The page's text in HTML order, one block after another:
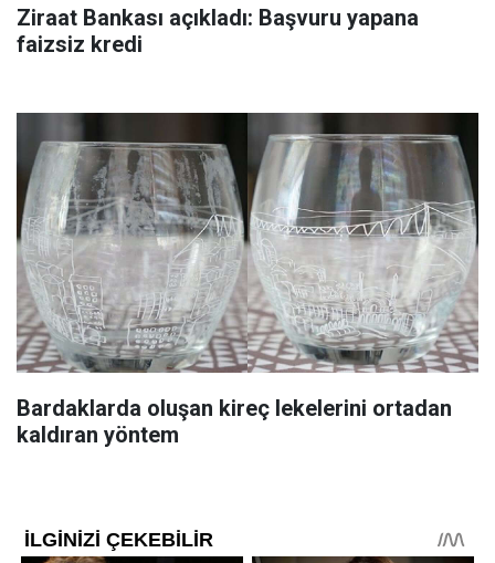
Ziraat Bankası açıkladı: Başvuru yapana
faizsiz kredi
Bardaklarda oluşan kireç lekelerini ortadan
kaldıran yöntem